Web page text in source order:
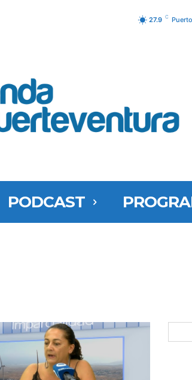
27.9 C
PODCAST